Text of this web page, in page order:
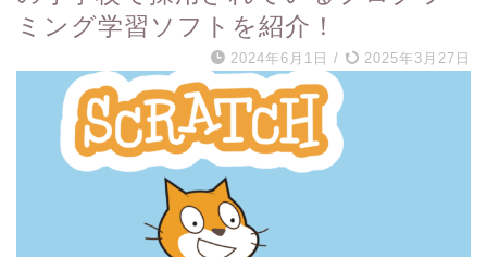
ミング学習ソフトを紹介！
2024年6月1日 / 2025年3月27日